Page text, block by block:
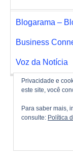
Privacidade e
este site, você
Para saber mais,
consulte: Política
Blogarama –
Business
Voz da Notícia